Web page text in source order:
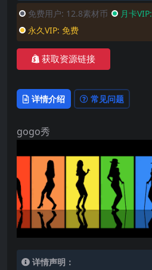
免费用户: 12.8素材币 月卡VIP:
永久VIP: 免费
获取资源链接
详情介绍 常见问题
gogo秀
详情声明：